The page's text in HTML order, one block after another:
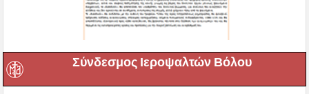
Σύνδεσμος Ιεροψαλτών Βόλου